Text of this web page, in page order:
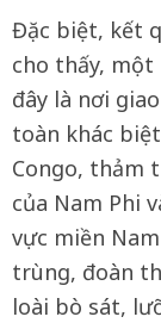
Đặc biệt, kết
cho thấy,
đây là nơi
toàn khác
Congo, thảm
của Nam Phi
vực miền
trùng, đoàn
loài bò sát,